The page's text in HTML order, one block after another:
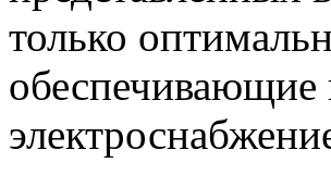
только
обеспечивающие